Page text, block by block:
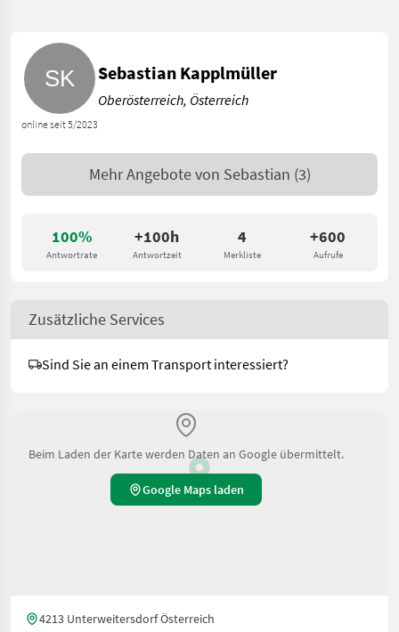
100%
Antwortrate
+100h
Antwortzeit
4
Merkliste
+600
Aufrufe
online seit 5/2023
Sebastian Kapplmüller
Oberösterreich, Österreich
Mehr Angebote von Sebastian (3)
Zusätzliche Services
Sind Sie an einem Transport interessiert?
Beim Laden der Karte werden Daten an Google übermittelt.
Google Maps laden
4213 Unterweitersdorf Österreich